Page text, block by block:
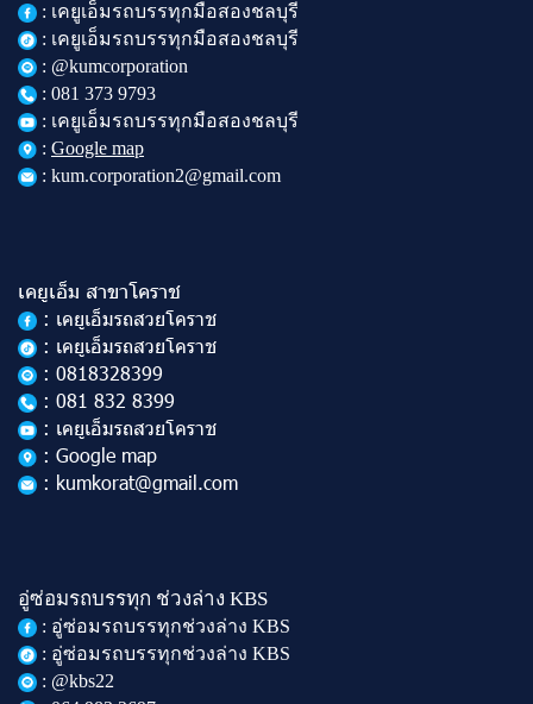
: เคยูเอ็มรถบรรทุกมือสองชลบุรี
: เคยูเอ็มรถบรรทุกมือสองชลบุรี
: @kumcorporation
: 081 373 9793
: เคยูเอ็มรถบรรทุกมือสองชลบุรี
: Google map
: kum.corporation2@gmail.com
เคยูเอ็ม สาขาโคราช
: เคยูเอ็มรถสวยโคราช
: เคยูเอ็มรถสวยโคราช
: 0818328399
: 081 832 8399
: เคยูเอ็มรถสวยโคราช
: Google map
: kumkorat@gmail.com
อู่ซ่อมรถบรรทุก ช่วงล่าง KBS
: อู่ซ่อมรถบรรทุกช่วงล่าง KBS
: อู่ซ่อมรถบรรทุกช่วงล่าง KBS
: @kbs22